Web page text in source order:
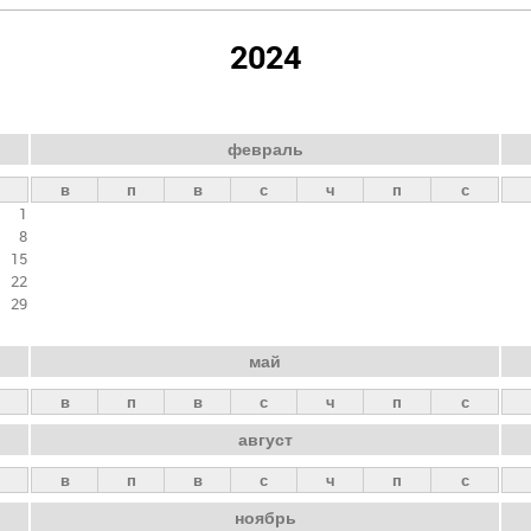
2024
1
8
15
22
29
февраль
в п в с ч п с
май
в п в с ч п с
август
в п в с ч п с
ноябрь